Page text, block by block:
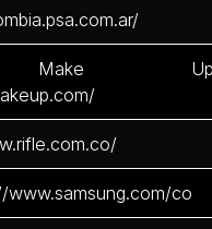
Make
www.samsung.com/co